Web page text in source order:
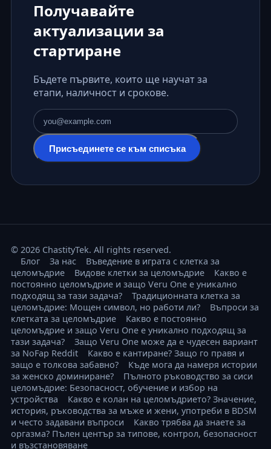
Получавайте
актуализации за
стартиране
Бъдете първите, които ще научат за
етапи, наличност и срокове.
Имейл адрес
Присъединете се към списъка
© 2026 ChastityTek. All rights reserved.
Блог
За нас
Въведение в играта с клетка за
целомъдрие
Видове клетки за целомъдрие
Какво е
постоянно целомъдрие и защо Veru One е уникално
подходящ за тази задача?
Традиционната клетка за
целомъдрие: Мощен символ, но работи ли?
Въпроси за
клетката за целомъдрие
Какво е постоянно
целомъдрие и защо Veru One е уникално подходящ за
тази задача?
Защо Veru One може да е чудесен вариант
за NoFap Reddit
Какво е кантиране? Защо го правя и
защо е толкова забавно?
Къде мога да намеря истории
за женско доминиране?
Пълното ръководство за сиси
целомъдрие: Безопасност, обучение и избор на
устройства
Какво е колан на целомъдрието? Значение,
история, ръководства за мъже и жени, употреби в BDSM
и често задавани въпроси
Какво трябва да знаете за
оргазма? Пълен център за типове, контрол, безопасност
и възстановяване